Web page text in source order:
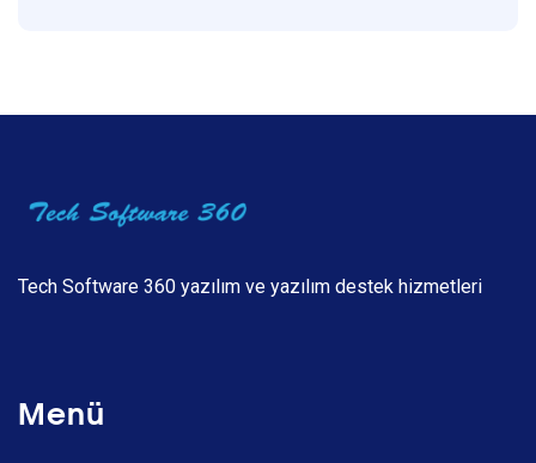
Tech Software 360 yazılım ve yazılım destek hizmetleri
Menü